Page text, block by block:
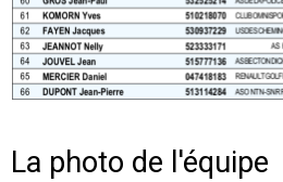
La photo de l'équipe